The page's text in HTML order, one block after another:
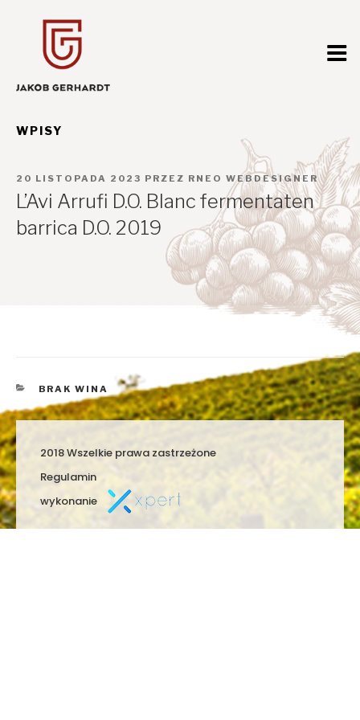
WPISY
OPUBLIKOWANE
W
20 LISTOPADA 2023 PRZEZ RNEO WEBDESIGNER
L’Avi Arrufi D.O. Blanc fermentaten
barrica D.O. 2019
KATEGORIE
BRAK WINA
2018 Wszelkie prawa zastrzeżone
Regulamin
wykonanie